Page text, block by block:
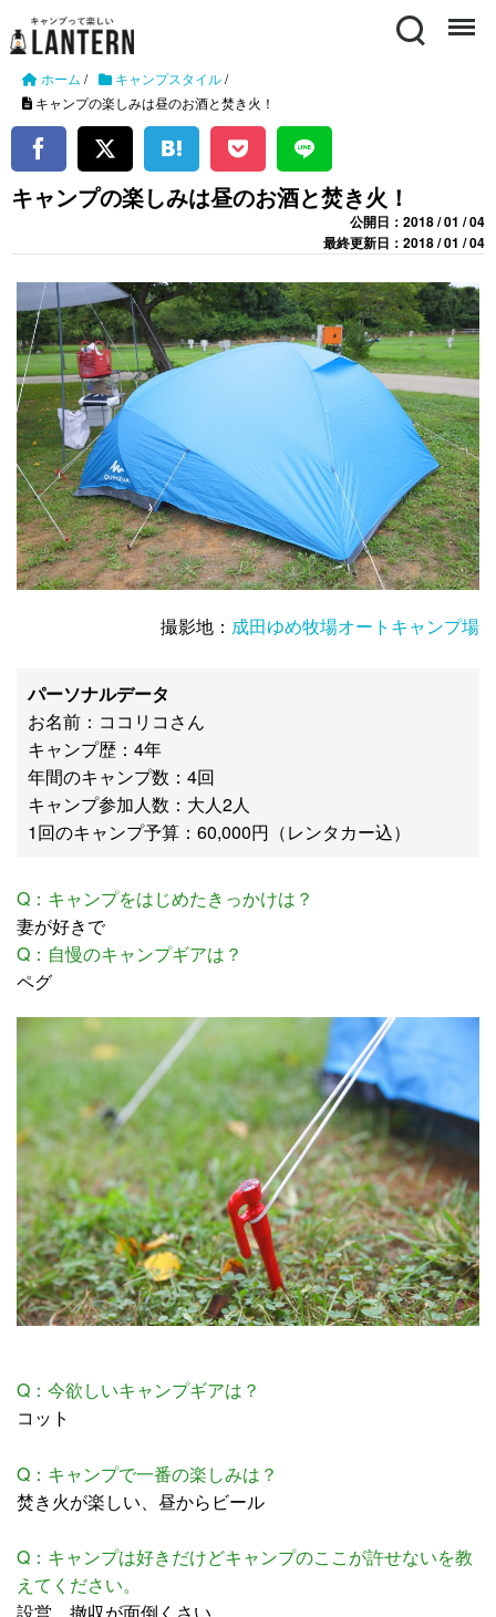
Search Menu
ホーム / キャンプスタイル/
キャンプの楽しみは昼のお酒と焚き火！
キャンプの楽しみは昼のお酒と焚き火！
公開日：2018 / 01 / 04
最終更新日：2018 / 01 / 04
撮影地： 成田ゆめ牧場オートキャンプ場
パーソナルデータ
お名前：ココリコさん
キャンプ歴：4年
年間のキャンプ数：4回
キャンプ参加人数：大人2人
1回のキャンプ予算：60,000円（レンタカー込）
Q：キャンプをはじめたきっかけは？
妻が好きで
Q：自慢のキャンプギアは？
ペグ
Q：今欲しいキャンプギアは？
コット
Q：キャンプで一番の楽しみは？
焚き火が楽しい、昼からビール
Q：キャンプは好きだけどキャンプのここが許せないを教
えてください。